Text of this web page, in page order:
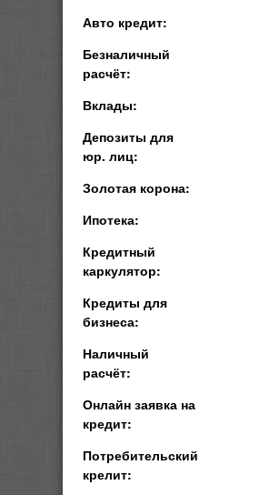
Авто кредит:
Безналичный
расчёт:
Вклады:
Депозиты для
юр. лиц:
Золотая корона:
Ипотека:
Кредитный
каркулятор:
Кредиты для
бизнеса:
Наличный
расчёт:
Онлайн заявка на
кредит:
Потребительский
крелит: